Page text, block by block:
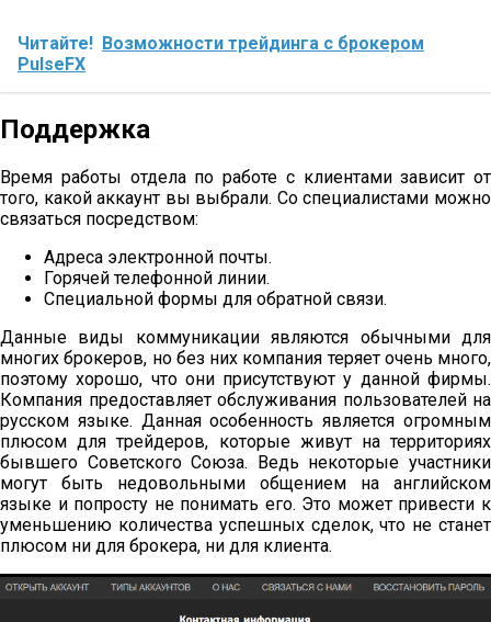
Читайте! Возможности трейдинга с брокером
PulseFX
Поддержка
Время работы отдела по работе с клиентами зависит от
того, какой аккаунт вы выбрали. Со специалистами можно
связаться посредством:
Адреса электронной почты.
Горячей телефонной линии.
Специальной формы для обратной связи.
Данные виды коммуникации являются обычными для
многих брокеров, но без них компания теряет очень много,
поэтому хорошо, что они присутствуют у данной фирмы.
Компания предоставляет обслуживания пользователей на
русском языке. Данная особенность является огромным
плюсом для трейдеров, которые живут на территориях
бывшего Советского Союза. Ведь некоторые участники
могут быть недовольными общением на английском
языке и попросту не понимать его. Это может привести к
уменьшению количества успешных сделок, что не станет
плюсом ни для брокера, ни для клиента.